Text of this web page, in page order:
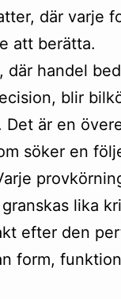
där varje
att berätta.
där handel
blir
Det är en
söker en
lika
efter den
form,